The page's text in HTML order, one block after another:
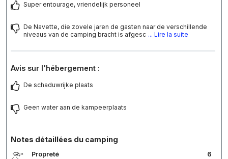
Super entourage, vriendelijk personeel
De Navette, die zovele jaren de gasten naar de verschillende
niveaus van de camping bracht is afgesc ... Lire la suite
Avis sur l'hébergement :
De schaduwrijke plaats
Geen water aan de kampeerplaats
Notes détaillées du camping
Propreté 6